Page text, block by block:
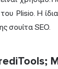
Plisio. Η
σουίτα SEO.